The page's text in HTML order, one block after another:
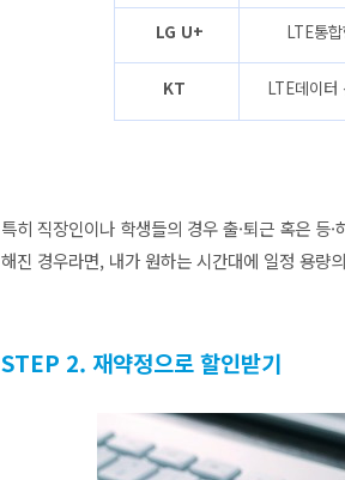
LG U+ LTE통
KT LTE데이터
특히 직장인이나 학생들의 경우 출·퇴근 혹은 등
해진 경우라면, 내가 원하는 시간대에 일정 용량
STEP 2. 재약정으로 할인받기